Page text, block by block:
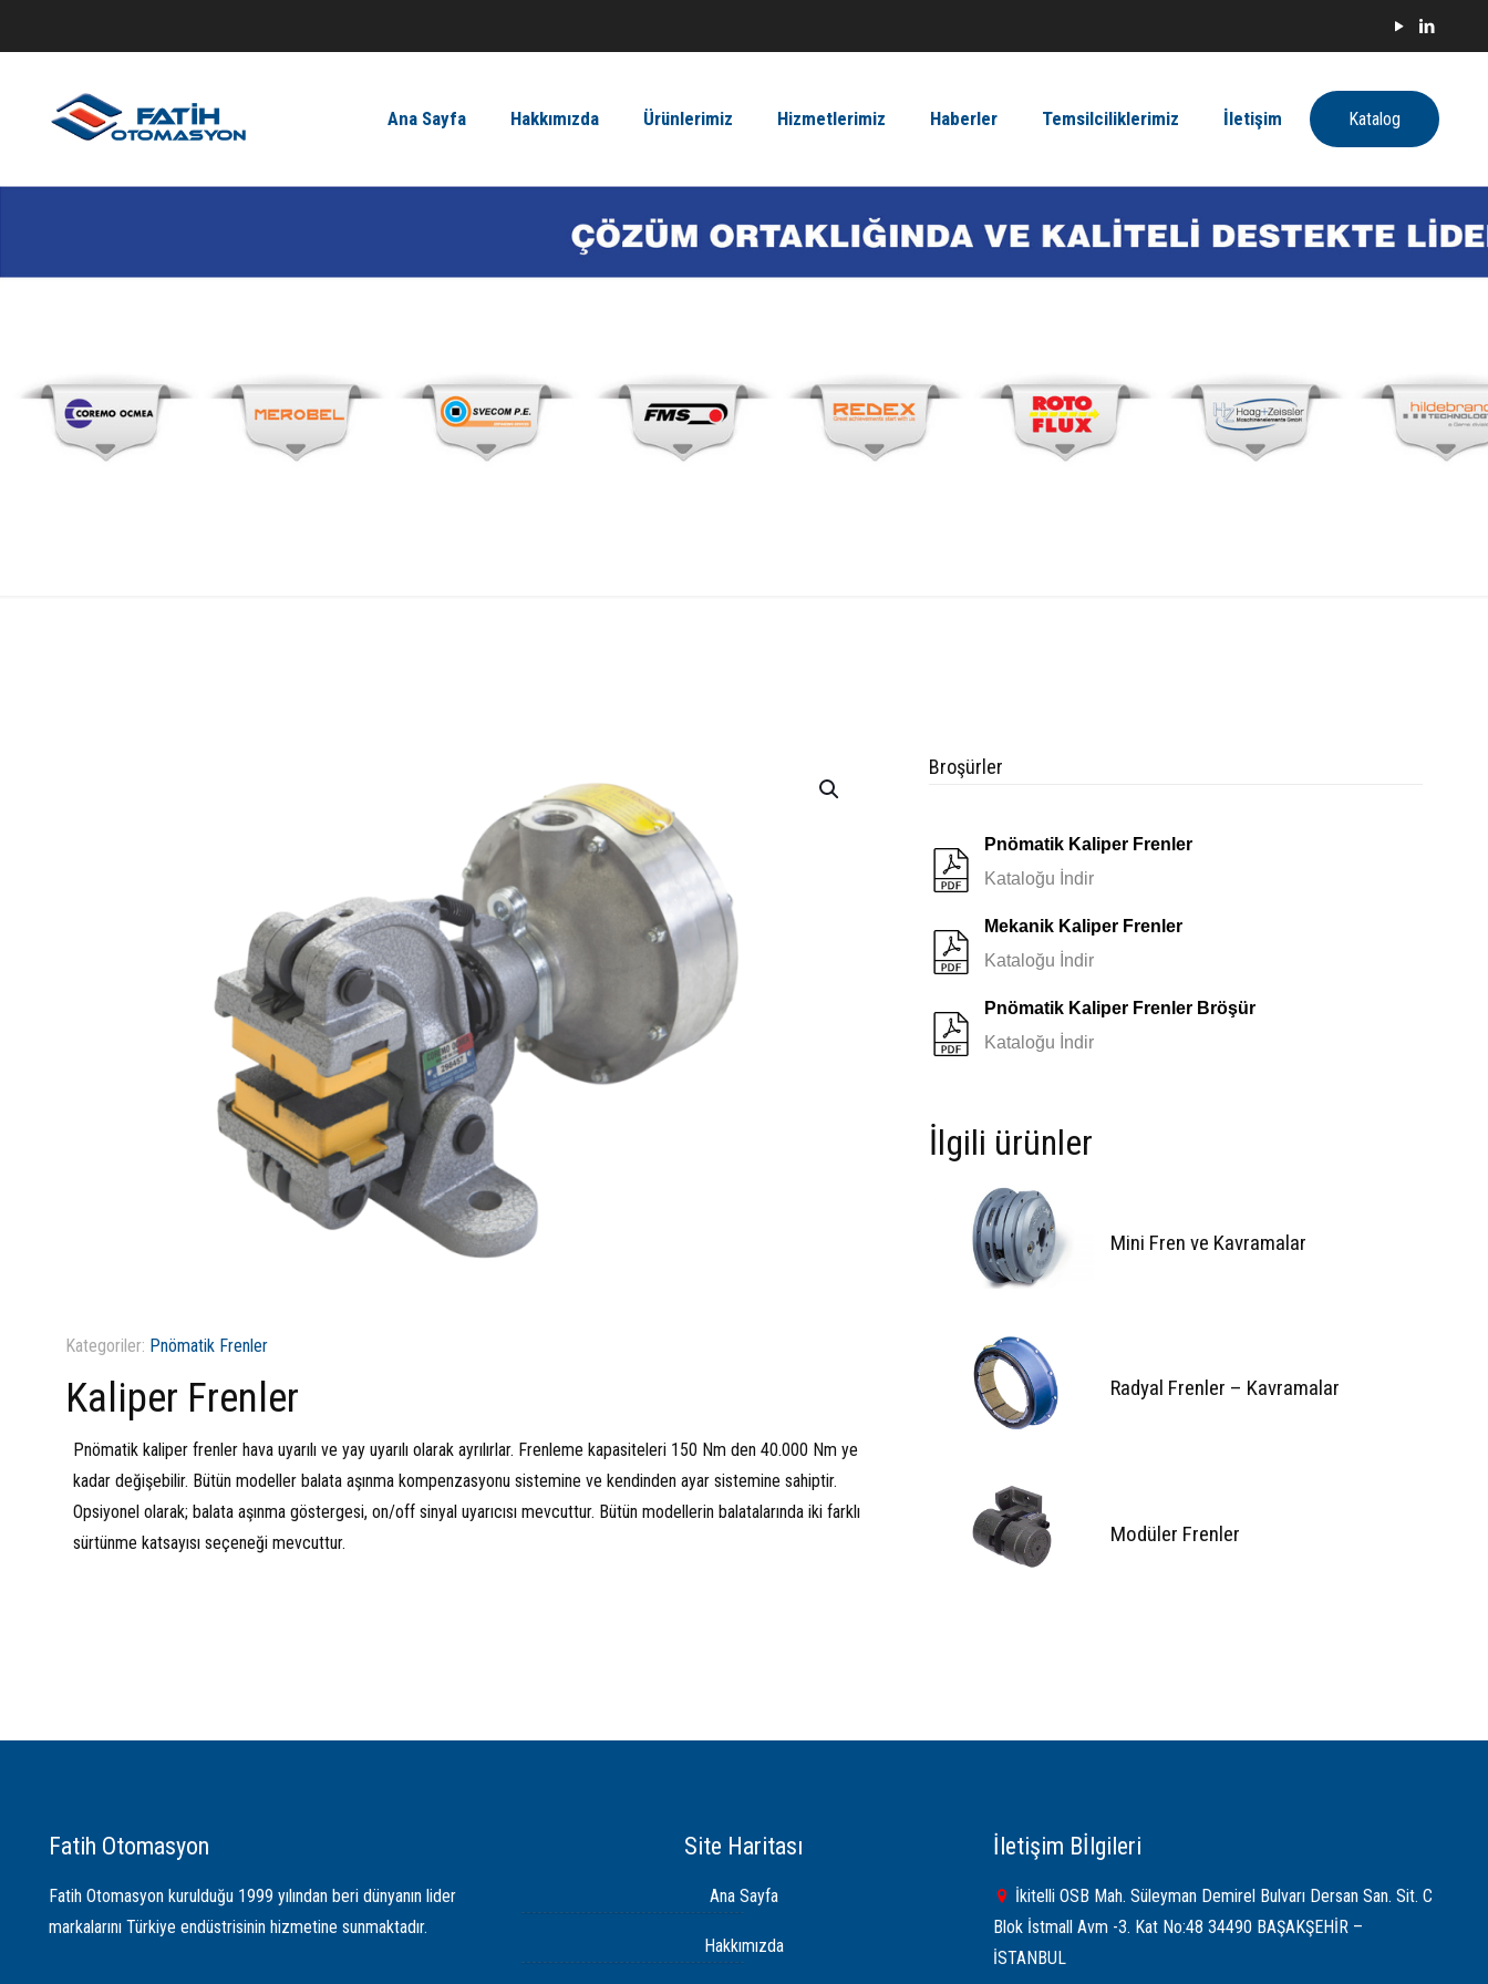
Ana Sayfa Hakkımızda Ürünlerimiz Hizmetlerimiz Haberler Temsilciliklerimiz İletişim Katalog
Kategoriler: Pnömatik Frenler
Kaliper Frenler
Pnömatik kaliper frenler hava uyarılı ve yay uyarılı olarak ayrılırlar. Frenleme kapasiteleri 150 Nm den 40.000 Nm ye
kadar değişebilir. Bütün modeller balata aşınma kompenzasyonu sistemine ve kendinden ayar sistemine sahiptir.
Opsiyonel olarak; balata aşınma göstergesi, on/off sinyal uyarıcısı mevcuttur. Bütün modellerin balatalarında iki farklı
sürtünme katsayısı seçeneği mevcuttur.
Broşürler
Pnömatik Kaliper Frenler
Kataloğu İndir
Mekanik Kaliper Frenler
Kataloğu İndir
Pnömatik Kaliper Frenler Bröşür
Kataloğu İndir
İlgili ürünler
Mini Fren ve Kavramalar
Radyal Frenler – Kavramalar
Modüler Frenler
Fatih Otomasyon
Fatih Otomasyon kurulduğu 1999 yılından beri dünyanın lider
markalarını Türkiye endüstrisinin hizmetine sunmaktadır.
Site Haritası
Ana Sayfa
Hakkımızda
İletişim Bİlgileri
İkitelli OSB Mah. Süleyman Demirel Bulvarı Dersan San. Sit. C
Blok İstmall Avm -3. Kat No:48 34490 BAŞAKŞEHİR –
İSTANBUL